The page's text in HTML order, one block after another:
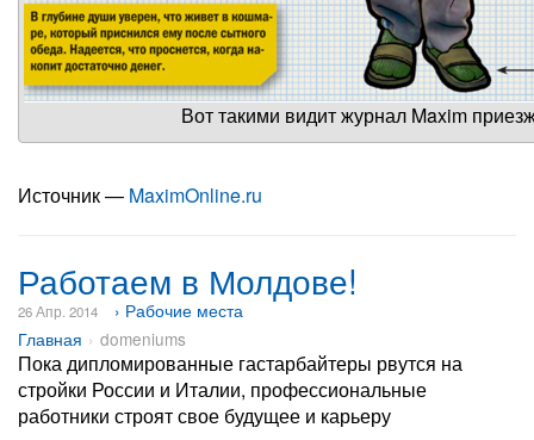
Вот такими видит журнал Maxim
Источник — MaximOnline.ru
Работаем в Молдове!
26 Апр. 2014
› Рабочие места
Главная
domeniums
Пока дипломированные гастарбайтеры рвутся на
стройки России и Италии, профессиональные
работники строят свое будущее и карьеру